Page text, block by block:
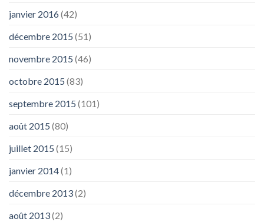
janvier 2016(42)
décembre 2015 (51)
novembre 2015 (46)
octobre 2015 (83)
septembre 2015 (101)
août 2015 (80)
juillet 2015 (15)
janvier 2014(1)
décembre 2013(2)
août 2013(2)